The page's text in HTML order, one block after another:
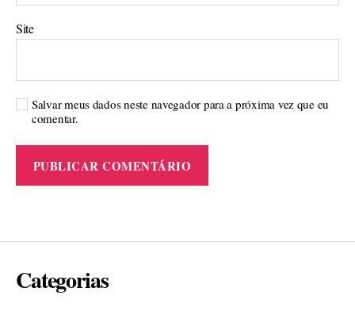
Site
Salvar meus dados neste navegador para a próxima vez que eu
comentar.
Categorias